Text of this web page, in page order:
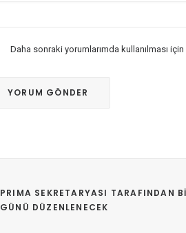
Daha sonraki yorumlarımda kullanılması
PRIMA SEKRETARYASI TARAFINDAN
GÜNÜ DÜZENLENECEK